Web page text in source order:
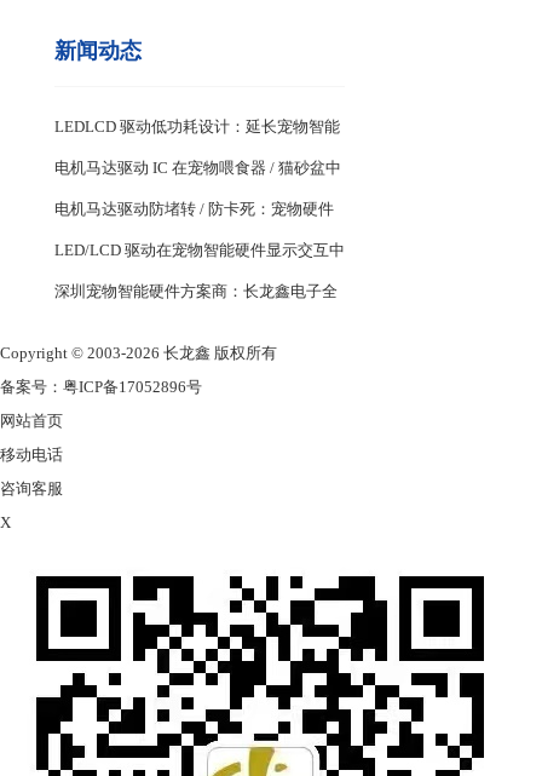
新闻动态
LEDLCD 驱动低功耗设计：延长宠物智能
设备续航关键
电机马达驱动 IC 在宠物喂食器 / 猫砂盆中
的稳定控制设计
电机马达驱动防堵转 / 防卡死：宠物硬件
耐用性核心
LED/LCD 驱动在宠物智能硬件显示交互中
的应用
深圳宠物智能硬件方案商：长龙鑫电子全
Copyright © 2003-2026 长龙鑫 版权所有
备案号： 粤ICP备17052896号
网站首页
移动电话
咨询客服
X